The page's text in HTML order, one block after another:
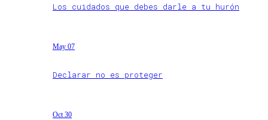
Los cuidados que debes darle a tu hurón
May 07
Declarar no es proteger
Oct 30